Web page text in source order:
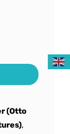
(Otto
,